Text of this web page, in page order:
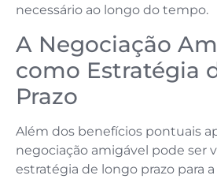
necessário ao longo do tempo.
A Negociação
como Estratégia
Prazo
Além dos benefícios pontuais
negociação amigável pode ser
estratégia de longo prazo para